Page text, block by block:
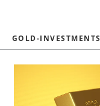
GOLD-INVESTMENTS